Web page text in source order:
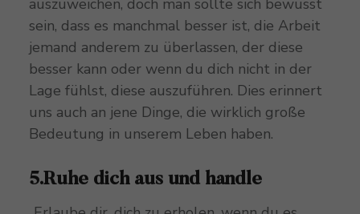
auszuweichen, doch man sollte sich bewusst
sein, dass es manchmal besser ist, die Arbeit
jemand anderem zu überlassen, der diese
besser kann oder wenn du dich nicht in der
Lage fühlst, diese auszuführen. Dies erinnert
uns auch an jene Dinge, die wirklich große
Bedeutung in unserem Leben haben.
5.Ruhe dich aus und handle